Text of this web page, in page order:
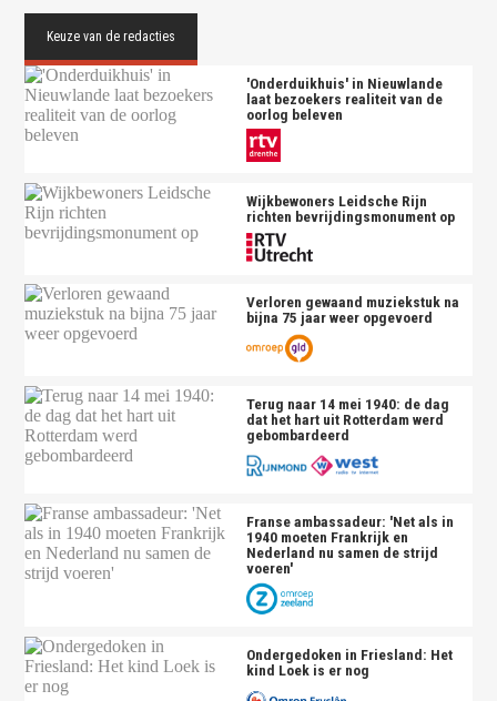
'Onderduikhuis' in Nieuwlande
laat bezoekers realiteit van de
oorlog beleven
Wijkbewoners Leidsche Rijn
richten bevrijdingsmonument op
Verloren gewaand muziekstuk na
bijna 75 jaar weer opgevoerd
Terug naar 14 mei 1940: de dag
dat het hart uit Rotterdam werd
gebombardeerd
Franse ambassadeur: 'Net als in
1940 moeten Frankrijk en
Nederland nu samen de strijd
voeren'
Ondergedoken in Friesland: Het
kind Loek is er nog